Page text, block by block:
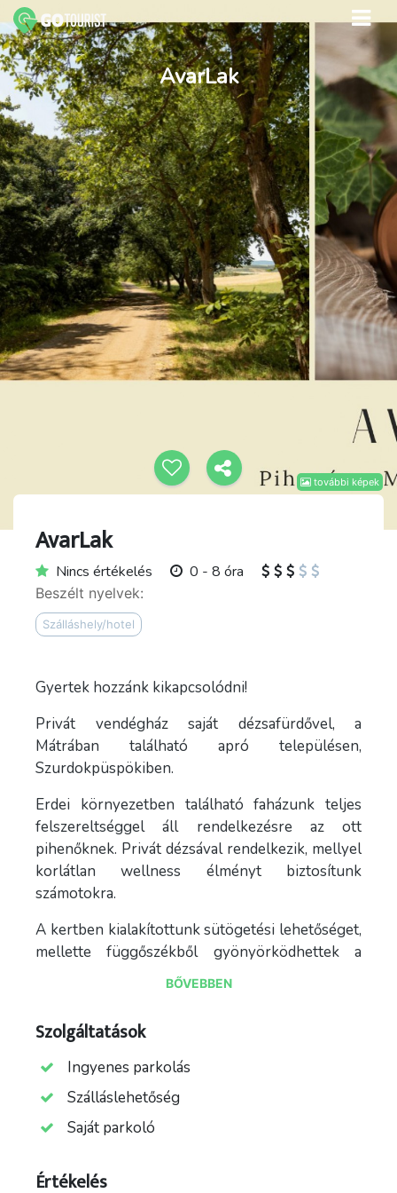
további képek
AvarLak
AvarLak
Nincs értékelés 0 - 8 óra
Beszélt nyelvek:
Szálláshely/hotel
Gyertek hozzánk kikapcsolódni!
Privát vendégház saját dézsafürdővel, a
Mátrában található apró településen,
Szurdokpüspökiben.
Erdei környezetben található faházunk teljes
felszereltséggel áll rendelkezésre az ott
pihenőknek. Privát dézsával rendelkezik, mellyel
korlátlan wellness élményt biztosítunk
számotokra.
A kertben kialakítottunk sütögetési lehetőséget,
mellette függőszékből gyönyörködhettek a
Teljesen felszerelt konyha, melyben bármilyen
fogás elkészíthető, ha éppen ezt tartja kedvetek.
Erdőhöz közel elhelyezett dézsafürdő, ahol a
ellazulni.
A ház teraszáról pazar kilátás tárul szemünk elé,
BŐVEBBEN
Szolgáltatások
Ingyenes parkolás
Szálláslehetőség
Saját parkoló
Értékelés